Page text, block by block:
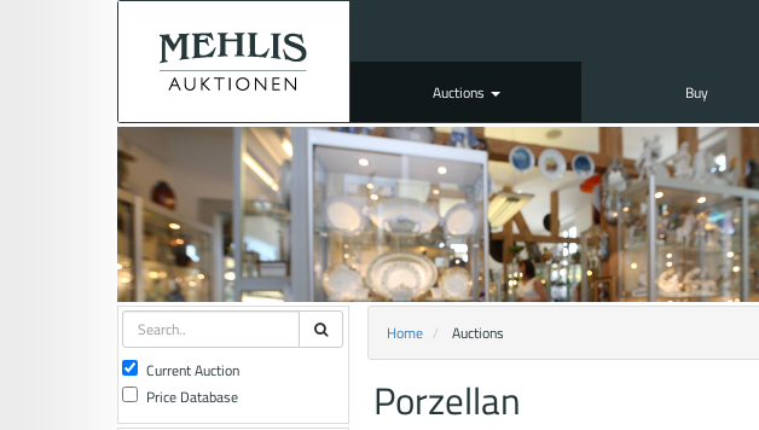
Auctions Buy
Current Auction
Price Database
Home Auctions
Porzellan